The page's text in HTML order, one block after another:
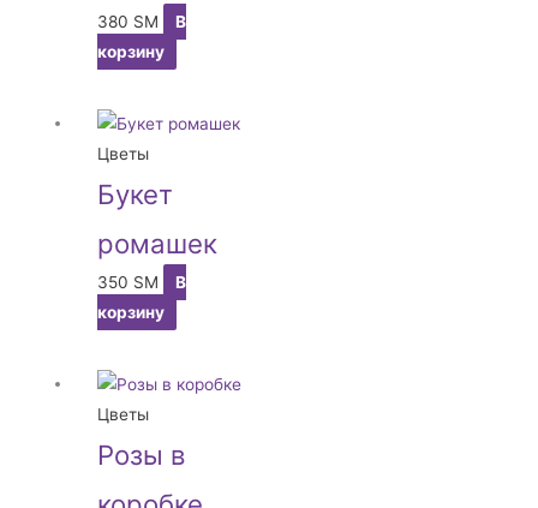
380 ЅМ
В
корзину
Цветы
Букет
ромашек
350 ЅМ
В
корзину
Цветы
Розы в